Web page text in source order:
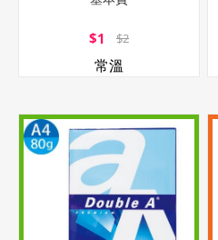
$1 $2
常溫